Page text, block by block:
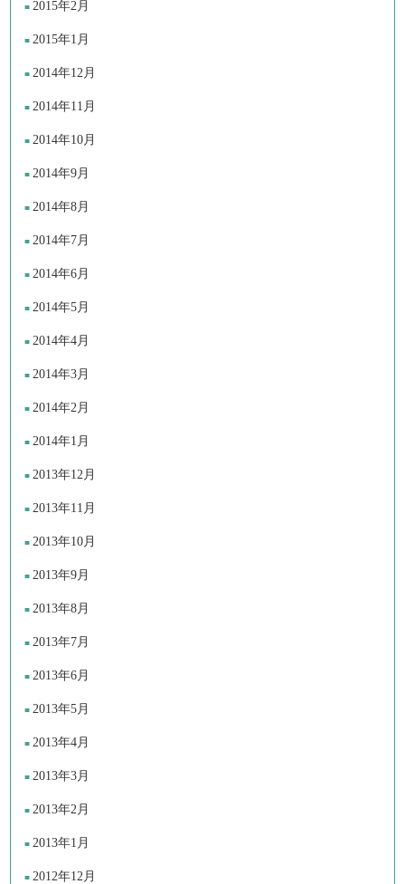
2015年2月
2015年1月
2014年12月
2014年11月
2014年10月
2014年9月
2014年8月
2014年7月
2014年6月
2014年5月
2014年4月
2014年3月
2014年2月
2014年1月
2013年12月
2013年11月
2013年10月
2013年9月
2013年8月
2013年7月
2013年6月
2013年5月
2013年4月
2013年3月
2013年2月
2013年1月
2012年12月